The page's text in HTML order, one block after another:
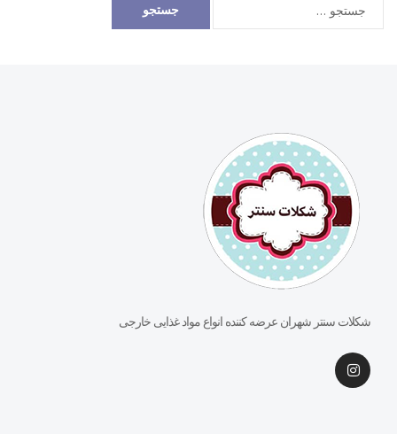
جستجو
شکلات سنتر شهران عرضه کننده انواع مواد غذایی خارجی